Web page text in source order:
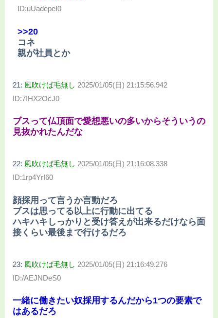
ID:uUadepeI0
>>20
コネ
親が社員とか
21: 風吹けば毛無し 2025/01/05(日) 21:15:56.942
ID:7IHX2OcJ0
ブスって仏頂面で愛想悪いの多いからそういうの
見抜かれたんだな
22: 風吹けば毛無し 2025/01/05(日) 21:16:08.338
ID:1rp4YrI60
顔採用って言うか言動だろ
ブスは思ってる以上に行動に出てる
ハキハキしっかりと受け答えが出来るだけなら面
接くらい最後まで行けるだろ
23: 風吹けば毛無し 2025/01/05(日) 21:16:49.276
ID:/AEJNDeS0
一緒に働きたい奴採用するんだから1つの要素で
はあるだろ